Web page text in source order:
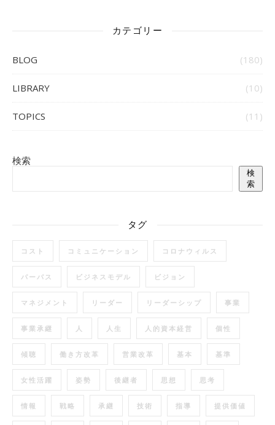
カテゴリー
BLOG (180)
LIBRARY (10)
TOPICS (11)
検索
検
索
タグ
コスト コミュニケーション コロナウィルス
パーパス ビジネスモデル ビジョン
マネジメント リーダー リーダーシップ 事業
事業承継 人 人生 人的資本経営 個性
傾聴 働き方改革 営業改革 基本 基準
女性活躍 姿勢 後継者 思想 思考
情報 戦略 承継 技術 指導 提供価値